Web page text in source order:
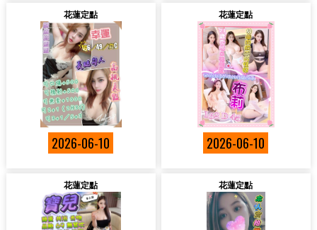
花蓮定點
2026-06-10
花蓮定點
2026-06-10
花蓮定點 花蓮定點